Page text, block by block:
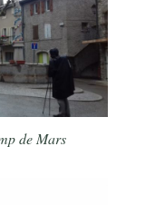
de Mars